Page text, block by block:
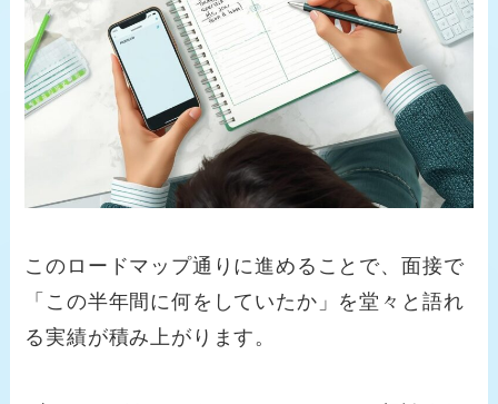
このロードマップ通りに進めることで、面接で
「この半年間に何をしていたか」を堂々と語れ
る実績が積み上がります。